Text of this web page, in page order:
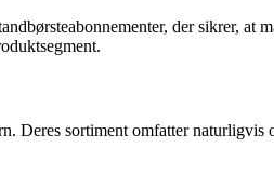
der sikrer, at
Deres sortiment omfatter